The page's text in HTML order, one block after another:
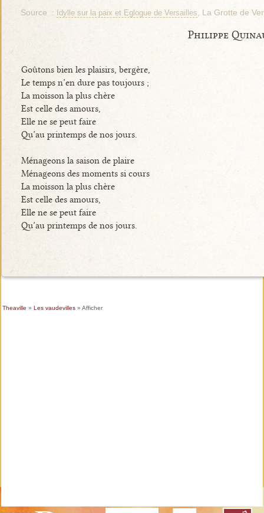
Source : Idylle sur la paix et Eglogue de Versailles , La Grotte de
Philippe
Goûtons bien les plaisirs, bergère,
Le temps n’en dure pas toujours ;
La moisson la plus chère
Est celle des amours,
Elle ne se peut faire
Qu’au printemps de nos jours.
Ménageons la saison de plaire
Ménageons des moments si cours
La moisson la plus chère
Est celle des amours,
Elle ne se peut faire
Qu’au printemps de nos jours.
Theaville » Les vaudevilles» Afficher